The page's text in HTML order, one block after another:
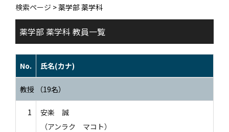
検索ページ > 薬学部 薬学科
薬学部 薬学科 教員一覧
No. 氏名(カナ)
教授 （19名）
1
安楽 誠
（アンラク マコト）